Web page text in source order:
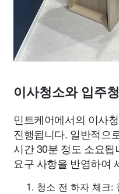
이사청소와 입주
민트케어에서의 이사
진행됩니다. 일반적으
시간 30분 정도 소요
요구 사항을 반영하여
청소 전 하자 체크: